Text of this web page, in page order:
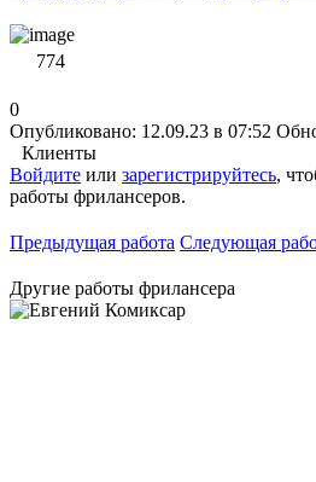
774
0
Опубликовано: 12.09.23 в 07:52
Клиенты
Войдите или зарегистрируйтесь,
работы фрилансеров.
Предыдущая работа Следующая
Другие работы фрилансера